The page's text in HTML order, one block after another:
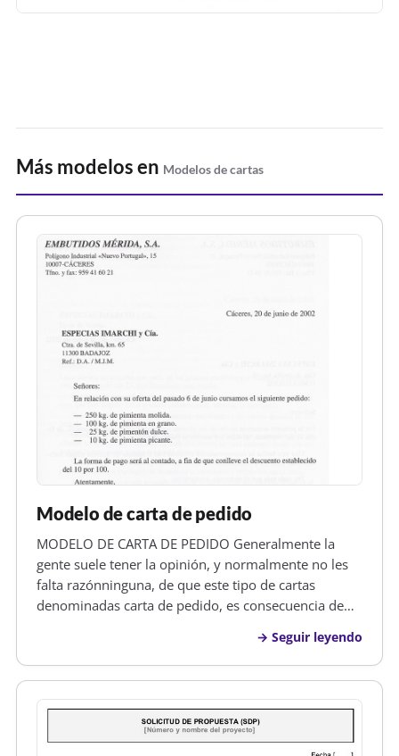
Más modelos en Modelos de cartas
Modelo de carta de pedido
MODELO DE CARTA DE PEDIDO Generalmente la
gente suele tener la opinión, y normalmente no les
falta razónninguna, de que este tipo de cartas
denominadas carta de pedido, es consecuencia de
anterioridad, pero en numerosas ocasiones o
determinadas situaciones, son los comercian…
Seguir leyendo